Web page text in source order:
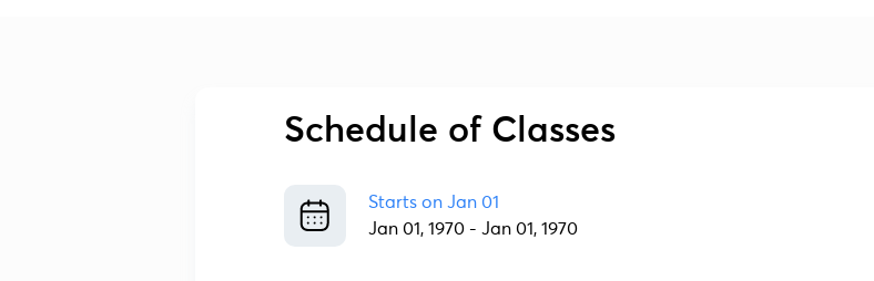
Schedule of Classes
Starts on Jan 01
Jan 01, 1970 - Jan 01, 1970